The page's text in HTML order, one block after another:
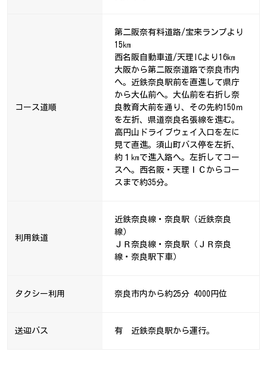
コース道順
第二阪奈有料道路/宝来ランプより
15㎞
西名阪自動車道/天理ICより16㎞
大阪から第二阪奈道路で奈良市内
へ。近鉄奈良駅前を直進して県庁
から大仏前へ。大仏前を右折し奈
良教育大前を通り、その先約150ｍ
を左折、県道奈良名張線を進む。
高円山ドライブウェイ入口を左に
見て直進。須山町バス停を左折、
約１㎞で進入路へ。左折してコー
スへ。西名阪・天理ＩＣからコー
スまで約35分。
利用鉄道
近鉄奈良線・奈良駅（近鉄奈良
線）
ＪＲ奈良線・奈良駅（ＪＲ奈良
線・奈良駅下車）
タクシー利用 奈良市内から約25分 4000円位
送迎バス 有 近鉄奈良駅から運行。